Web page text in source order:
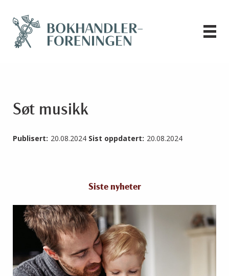
Søt musikk
Publisert: 20.08.2024 Sist oppdatert: 20.08.2024
Siste nyheter